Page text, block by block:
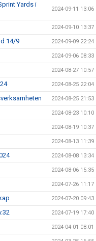
Yards i
2024-09-11 13:06
2024-09-10 13:37
14/9 2024-09-09 22:24
2024-09-06 08:33
2024-08-27 10:57
2024-08-25 22:04
2024-08-25 21:53
2024-08-23 10:10
2024-08-19 10:37
2024-08-13 11:39
2024-08-08 13:34
2024-08-06 15:35
2024-07-26 11:17
2024-07-20 09:43
2024-07-19 17:40
2024-04-01 08:01